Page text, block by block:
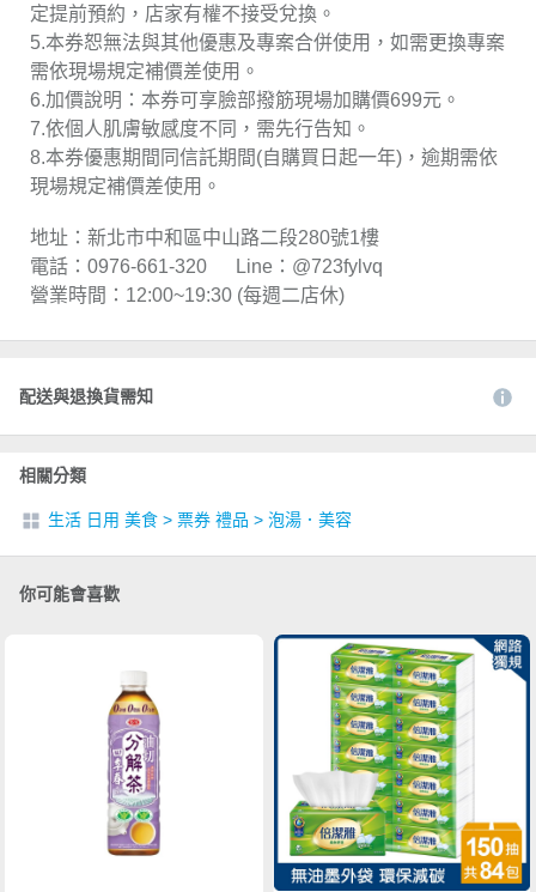
定提前預約，店家有權不接受兌換。
5.本券恕無法與其他優惠及專案合併使用，如需更換專案
需依現場規定補價差使用。
6.加價說明：本券可享臉部撥筋現場加購價699元。
7.依個人肌膚敏感度不同，需先行告知。
8.本券優惠期間同信託期間(自購買日起一年)，逾期需依
現場規定補價差使用。
地址：新北市中和區中山路二段280號1樓
電話：0976-661-320 Line：@723fylvq
營業時間：12:00~19:30 (每週二店休)
配送與退換貨需知
相關分類
生活 日用 美食 > 票券 禮品 > 泡湯．美容
你可能會喜歡